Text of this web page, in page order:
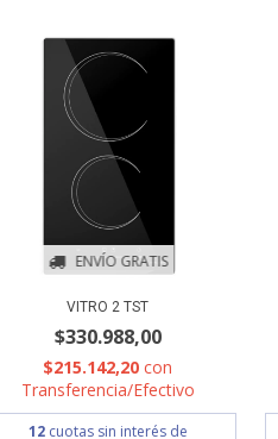
ENVÍO GRATIS
VITRO 2 TST
$330.988,00
$215.142,20con
Transferencia/Efectivo
12 cuotas sin interés de